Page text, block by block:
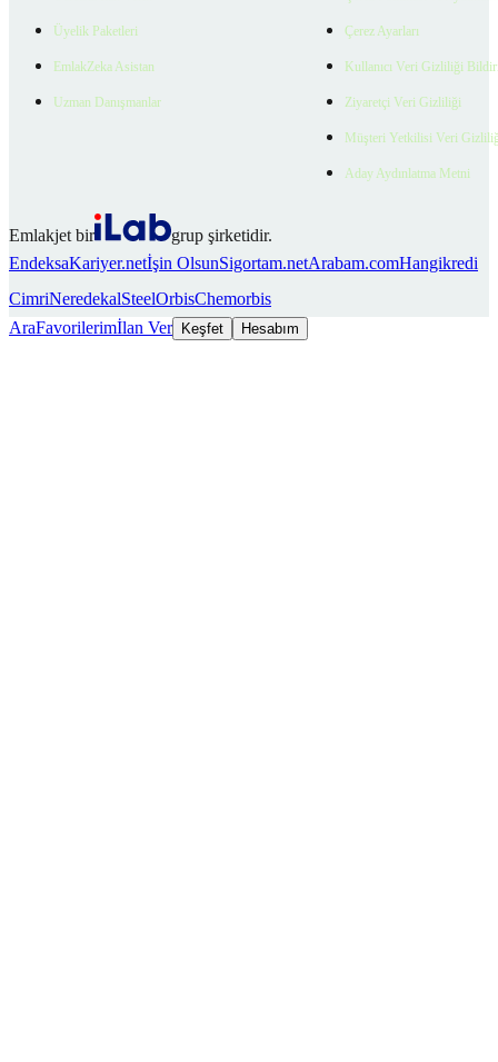
Üyelik Paketleri
EmlakZeka Asistan
Uzman Danışmanlar
Çerez Ayarları
Kullanıcı Veri Gizliliği
Ziyaretçi Veri Gizliliği
Müşteri Yetkilisi Veri
Aday Aydınlatma Metni
Emlakjet bir
grup şirketidir.
EndeksaKariyer.netİşin OlsunSigortam.netArabam.comHangikredi
CimriNeredekalSteelOrbisChemorbis
AraFavorilerimİlan Ver Keşfet Hesabım